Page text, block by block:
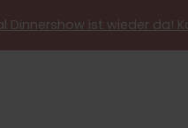
Dinnershow ist wieder da!